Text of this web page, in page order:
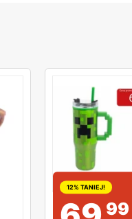
12% TANIEJ!
99